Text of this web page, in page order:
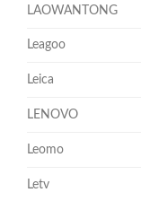
LAOWANTONG
Leagoo
Leica
LENOVO
Leomo
Letv